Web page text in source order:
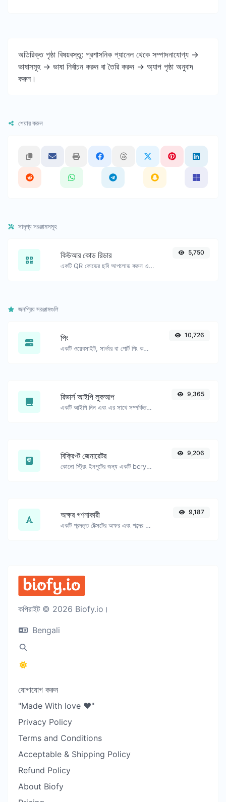
অতিরিক্ত পৃষ্ঠা বিষয়বস্তু: প্রশাসনিক প্যানেল থেকে সম্পাদনাযোগ্য ->
ভাষাসমূহ -> ভাষা নির্বাচন করুন বা তৈরি করুন -> অ্যাপ পৃষ্ঠা অনুবাদ
করুন।
শেয়ার করুন
সাদৃশ্য সরঞ্জামসমূহ
কিউআর কোড রিডার
একটি QR কোডের ছবি আপলোড করুন এবং এর থেকে তথ্য বের করুন।
5,750
জনপ্রিয় সরঞ্জামগুলি
পিং
একটি ওয়েবসাইট, সার্ভার বা পোর্ট পিং করুন।
10,726
রিভার্স আইপি লুকআপ
একটি আইপি নিন এবং এর সাথে সম্পর্কিত ডোমেইন/হোস্ট খুঁজে বের করার চেষ্টা করুন।
9,365
বিক্রিপ্ট জেনারেটর
কোনো স্ট্রিং ইনপুটের জন্য একটি bcrypt পাসওয়ার্ড হ্যাশ তৈরি করুন।
9,206
অক্ষর গণনাকারী
একটি প্রদত্ত টেক্সটের অক্ষর এবং শব্দের সংখ্যা গণনা করুন।
9,187
কপিরাইট © 2026 Biofy.io।
Bengali
যোগাযোগ করুন
"Made With love ❤️"
Privacy Policy
Terms and Conditions
Acceptable & Shipping Policy
Refund Policy
About Biofy